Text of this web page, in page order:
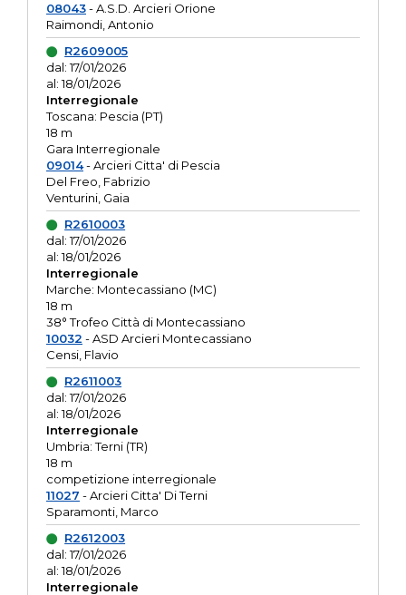
08043- A.S.D. Arcieri Orione
Raimondi, Antonio
R2609005
dal: 17/01/2026
al: 18/01/2026
Interregionale
Toscana: Pescia (PT)
18 m
Gara Interregionale
09014- Arcieri Citta' di Pescia
Del Freo, Fabrizio
Venturini, Gaia
R2610003
dal: 17/01/2026
al: 18/01/2026
Interregionale
Marche: Montecassiano (MC)
18 m
38° Trofeo Città di Montecassiano
10032 - ASD Arcieri Montecassiano
Censi, Flavio
R2611003
dal: 17/01/2026
al: 18/01/2026
Interregionale
Umbria: Terni (TR)
18 m
competizione interregionale
11027 - Arcieri Citta' Di Terni
Sparamonti, Marco
R2612003
dal: 17/01/2026
al: 18/01/2026
Interregionale